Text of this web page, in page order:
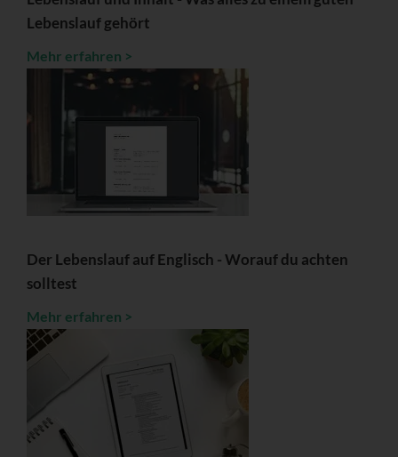
Lebenslauf gehört
Mehr erfahren >
Der Lebenslauf auf Englisch - Worauf du achten
solltest
Mehr erfahren >